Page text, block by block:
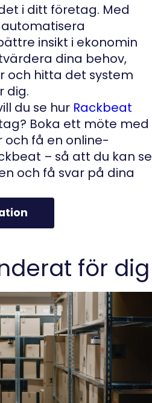
i ditt företag. Med
insikt i ekonomin
dina behov,
och hitta det system
dig.
du se hur Rackbeat
Boka ett möte med
och få en online-
– så att du kan se
och få svar på dina
för dig